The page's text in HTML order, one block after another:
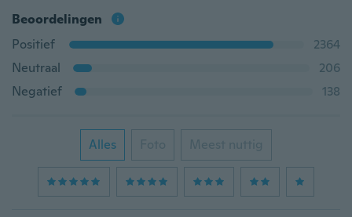
Beoordelingen
Positief
2364
Neutraal
206
Negatief
138
Alles Foto Meest nuttig